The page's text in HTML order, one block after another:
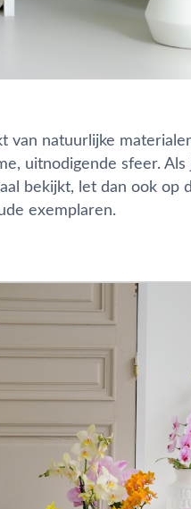
van natuurlijke
uitnodigende sfeer. Als
bekijkt, let dan ook op
exemplaren.